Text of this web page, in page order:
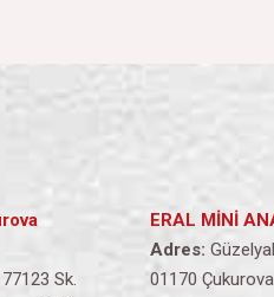
Sk.
ERAL MİNİ
Adres:
01170